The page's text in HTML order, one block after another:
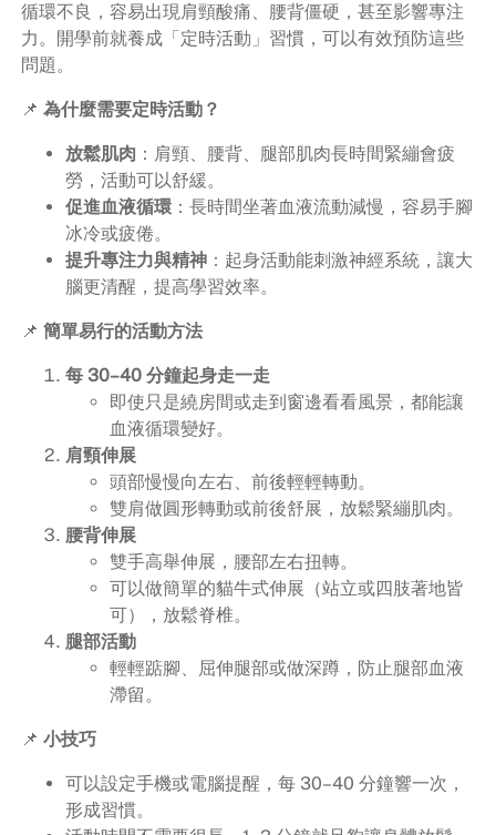
循環不良，容易出現肩頸酸痛、腰背僵硬，甚至影響專注
力。開學前就養成「定時活動」習慣，可以有效預防這些
問題。
📌 為什麼需要定時活動？
放鬆肌肉 ：肩頸、腰背、腿部肌肉長時間緊繃會疲
勞，活動可以舒緩。
促進血液循環：長時間坐著血液流動減慢，容易手腳
冰冷或疲倦。
提升專注力與精神：起身活動能刺激神經系統，讓大
腦更清醒，提高學習效率。
📌 簡單易行的活動方法
每 30–40 分鐘起身走一走
即使只是繞房間或走到窗邊看看風景，都能讓
血液循環變好。
肩頸伸展
頭部慢慢向左右、前後輕輕轉動。
雙肩做圓形轉動或前後舒展，放鬆緊繃肌肉。
腰背伸展
雙手高舉伸展，腰部左右扭轉。
可以做簡單的貓牛式伸展（站立或四肢著地皆
可），放鬆脊椎。
腿部活動
輕輕踮腳、屈伸腿部或做深蹲，防止腿部血液
滯留。
📌 小技巧
可以設定手機或電腦提醒，每 30–40 分鐘響一次，
形成習慣。